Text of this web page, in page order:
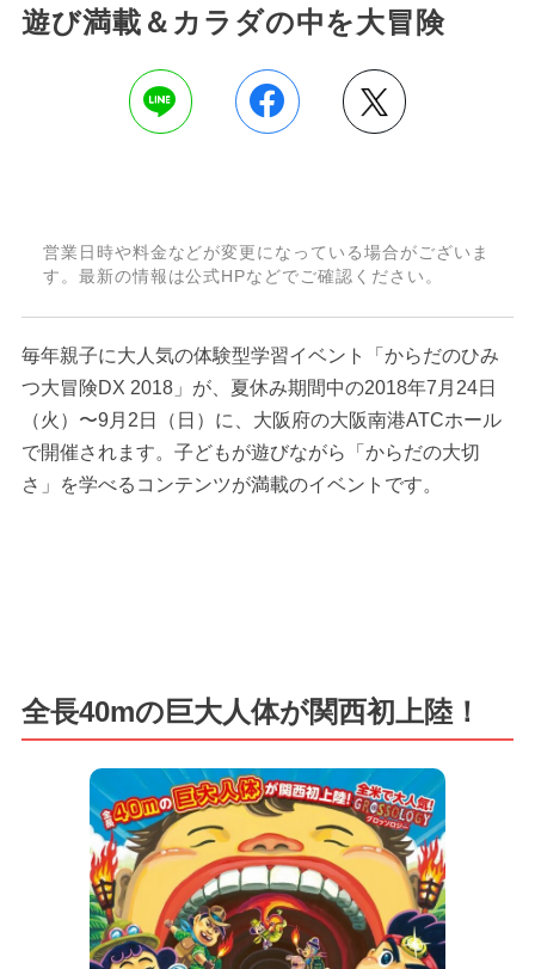
遊び満載＆カラダの中を大冒険
営業日時や料金などが変更になっている場合がございま
す。最新の情報は公式HPなどでご確認ください。
毎年親子に大人気の体験型学習イベント「からだのひみ
つ大冒険DX 2018」が、夏休み期間中の2018年7月24日
（火）〜9月2日（日）に、大阪府の大阪南港ATCホール
で開催されます。子どもが遊びながら「からだの大切
さ」を学べるコンテンツが満載のイベントです。
全長40mの巨大人体が関西初上陸！